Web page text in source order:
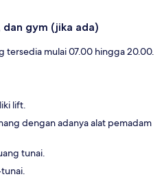
dan gym (jika ada)
tersedia mulai 07.00 hingga 20.00.
lift.
dengan adanya alat pemadam
tunai.